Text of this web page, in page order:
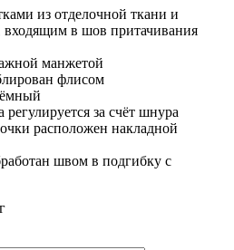
из отделочной ткани и
в шов притачивания
манжетой
флисом
за счёт шнура
расположен накладной
швом в подгибку с